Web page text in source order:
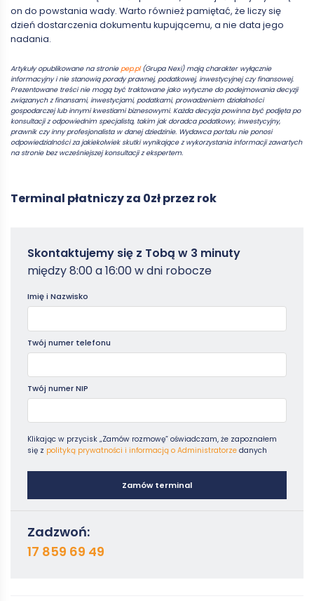
on do powstania wady. Warto również pamiętać, że liczy się
dzień dostarczenia dokumentu kupującemu, a nie data jego
nadania.
Artykuły opublikowane na stroniepep.pl(Grupa Nexi) mają charakter wyłącznie
informacyjny i nie stanowią porady prawnej, podatkowej, inwestycyjnej czy finansowej.
Prezentowane treści nie mogą być traktowane jako wytyczne do podejmowania decyzji
związanych z finansami, inwestycjami, podatkami, prowadzeniem działalności
gospodarczej lub innymi kwestiami biznesowymi. Każda decyzja powinna być podjęta po
konsultacji z odpowiednim specjalistą, takim jak doradca podatkowy, inwestycyjny,
prawnik czy inny profesjonalista w danej dziedzinie. Wydawca portalu nie ponosi
odpowiedzialności za jakiekolwiek skutki wynikające z wykorzystania informacji zawartych
na stronie bez wcześniejszej konsultacji z ekspertem.
Terminal płatniczy za 0zł przez rok
Zamowterminal
Poradniki
Skontaktujemy się z Tobą w 3 minuty
między 8:00 a 16:00 w dni robocze
Imię i Nazwisko
Twój numer telefonu
Twój numer NIP
Klikając w przycisk „Zamów rozmowę” oświadczam, że zapoznałem
się z polityką prywatności i informacją o Administratorze danych
Zamów terminal
Zadzwoń:
17 859 69 49